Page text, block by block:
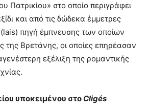
Πατρικίου» στο οποίο περιγράφει
και από τις δώδεκα έμμετρες
(lais) πηγή έμπνευσης των οποίων
της Βρετάνης, οι οποίες επηρέασαν
εξέλιξη της ρομαντικής
υποκειμένου στο Cligés